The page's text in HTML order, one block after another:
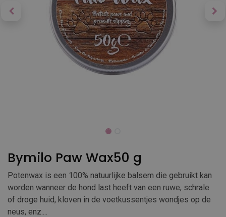
Bymilo Paw Wax50 g
Potenwax is een 100% natuurlijke balsem die gebruikt kan
worden wanneer de hond last heeft van een ruwe, schrale
of droge huid, kloven in de voetkussentjes wondjes op de
neus, enz....